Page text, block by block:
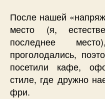
После нашей
место (я,
последнее
проголодались,
посетили кафе,
стиле, где дружно
фри.